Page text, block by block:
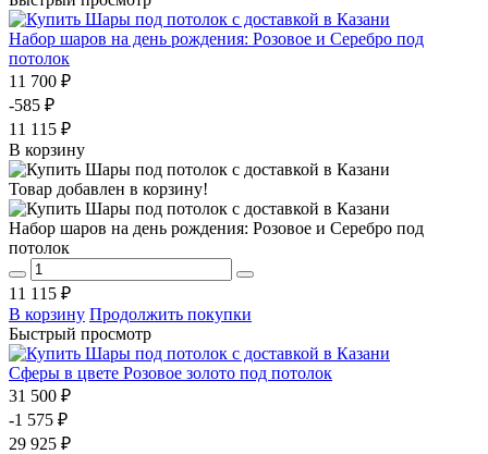
Набор шаров на день рождения: Розовое и Серебро под
потолок
11 700 ₽
-585 ₽
11 115 ₽
В корзину
Товар добавлен в корзину!
Набор шаров на день рождения: Розовое и Серебро под
потолок
11 115 ₽
В корзину Продолжить покупки
Быстрый просмотр
Сферы в цвете Розовое золото под потолок
31 500 ₽
-1 575 ₽
29 925 ₽